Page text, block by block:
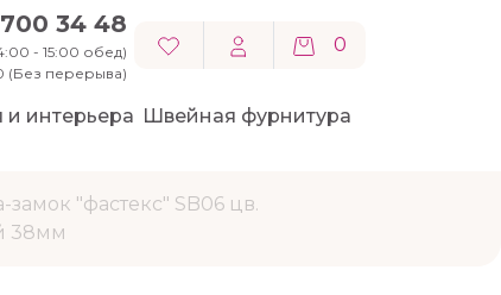
34 48
- 15:00 обед)
(Без перерыва)
0
и интерьера Швейная фурнитура
замок "фастекс" SB06 цв.
38мм